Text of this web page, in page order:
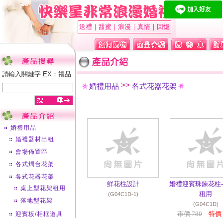
送禮｜甜蜜｜浪漫｜真情｜回憶
請輸入關鍵字 EX：禮品
婚禮用品
婚禮器材出租
會場佈置區
各式燭台花架
各式花器花架
桌上型花架租用
落地型花架
迎賓板/相框道具
婚禮用品 >> 各式花器花架
鮮花柱設計
(G04C1D-1)
婚禮迎賓珠鍊花柱
租用
(G04C1D)
市價 780 特價